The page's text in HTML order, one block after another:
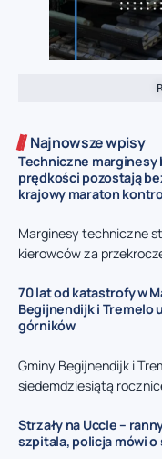
Najnowsze wpisy
Techniczne marginesy
prędkości pozostają
krajowy maraton
Marginesy techniczne
kierowców za
70 lat od katastrofy w
Begijnendijk i Tremelo
górników
Gminy Begijnendijk i
siedemdziesiątą
Strzały na Uccle –
szpitala, policja mówi